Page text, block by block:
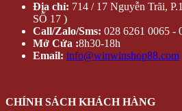
Địa chỉ: 714 / 17 Nguyễn Trãi,
SỐ 17 )
Call/Zalo/Sms: 028 6261 0065 -
Mở Cửa :8h30-18h
Email: info@winwinshop88.com
CHÍNH SÁCH KHÁCH HÀNG